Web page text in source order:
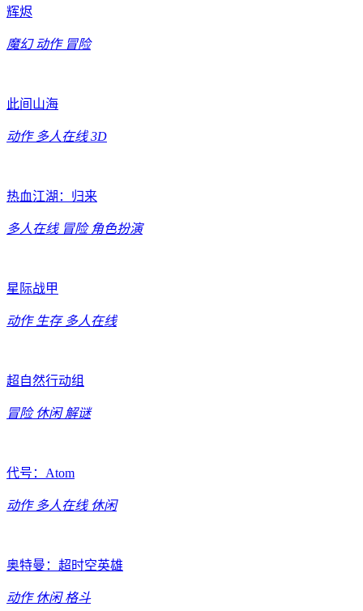
辉烬
魔幻 动作 冒险
此间山海
动作 多人在线 3D
热血江湖：归来
多人在线 冒险 角色扮演
星际战甲
动作 生存 多人在线
超自然行动组
冒险 休闲 解谜
代号：Atom
动作 多人在线 休闲
奥特曼：超时空英雄
动作 休闲 格斗